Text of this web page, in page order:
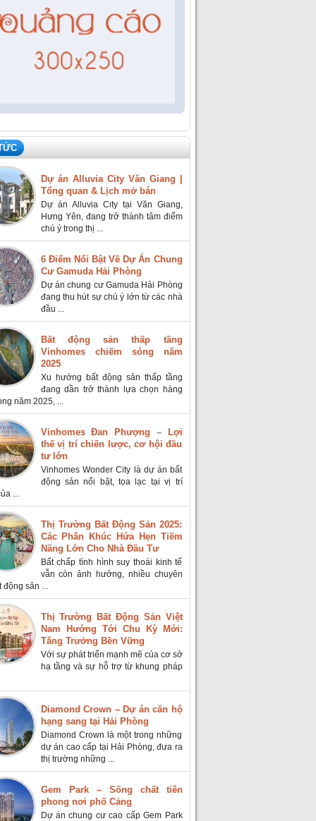
Dự án Alluvia City Văn Giang |
Tổng quan & Lịch mở bán
Dự án Alluvia City tại Văn Giang,
Hưng Yên, đang trở thành tâm điểm
chú ý trong thị ...
6 Điểm Nổi Bật Về Dự Án Chung
Cư Gamuda Hải Phòng
Dự án chung cư Gamuda Hải Phòng
đang thu hút sự chú ý lớn từ các nhà
đầu ...
Bất động sản thấp tầng
Vinhomes chiếm sóng năm
2025
Xu hướng bất động sản thấp tầng
đang dần trở thành lựa chọn hàng
năm 2025, ...
Vinhomes Đan Phượng – Lợi
thế vị trí chiến lược, cơ hội đầu
tư lớn
Vinhomes Wonder City là dự án bất
động sản nổi bật, tọa lạc tại vị trí
...
Thị Trường Bất Động Sản 2025:
Các Phân Khúc Hứa Hẹn Tiềm
Năng Lớn Cho Nhà Đầu Tư
Bất chấp tình hình suy thoái kinh tế
vẫn còn ảnh hưởng, nhiều chuyên
sản ...
Thị Trường Bất Động Sản Việt
Nam Hướng Tới Chu Kỳ Mới:
Tăng Trưởng Bền Vững
Với sự phát triển mạnh mẽ của cơ sở
hạ tầng và sự hỗ trợ từ khung pháp
Diamond Crown – Dự án căn hộ
hạng sang tại Hải Phòng
Diamond Crown là một trong những
dự án cao cấp tại Hải Phòng, đưa ra
thị trường những ...
Gem Park – Sống chất tiên
phong nơi phố Cảng
Dự án chung cư cao cấp Gem Park